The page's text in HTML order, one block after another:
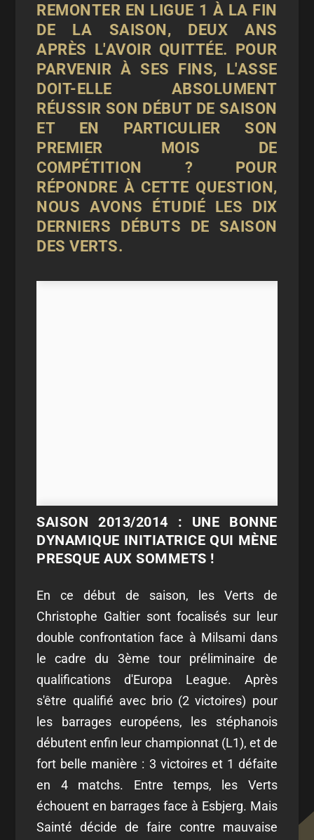
REMONTER EN LIGUE 1 À LA FIN
DE LA SAISON, DEUX ANS
APRÈS L'AVOIR QUITTÉE. POUR
PARVENIR À SES FINS, L'ASSE
DOIT-ELLE ABSOLUMENT
RÉUSSIR SON DÉBUT DE SAISON
ET EN PARTICULIER SON
PREMIER MOIS DE
COMPÉTITION ? POUR
RÉPONDRE À CETTE QUESTION,
NOUS AVONS ÉTUDIÉ LES DIX
DERNIERS DÉBUTS DE SAISON
DES VERTS.
SAISON 2013/2014 : UNE BONNE
DYNAMIQUE INITIATRICE QUI MÈNE
PRESQUE AUX SOMMETS !
En ce début de saison, les Verts de
Christophe Galtier sont focalisés sur leur
double confrontation face à Milsami dans
le cadre du 3ème tour préliminaire de
qualifications d'Europa League. Après
s'être qualifié avec brio (2 victoires) pour
les barrages européens, les stéphanois
débutent enfin leur championnat (L1), et de
fort belle manière : 3 victoires et 1 défaite
en 4 matchs. Entre temps, les Verts
échouent en barrages face à Esbjerg. Mais
Sainté décide de faire contre mauvaise